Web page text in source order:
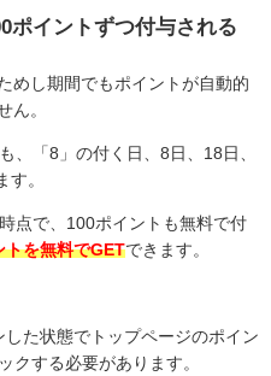
ポイントずつ付与される
めし期間でもポイントが自動的
ん。
、「 8 」の付く日、 8 日、 18 日、
す。
点で、 100ポイントも無料で付
トを無料でGETできます。
た状態でトップページのポイン
クする必要があります。